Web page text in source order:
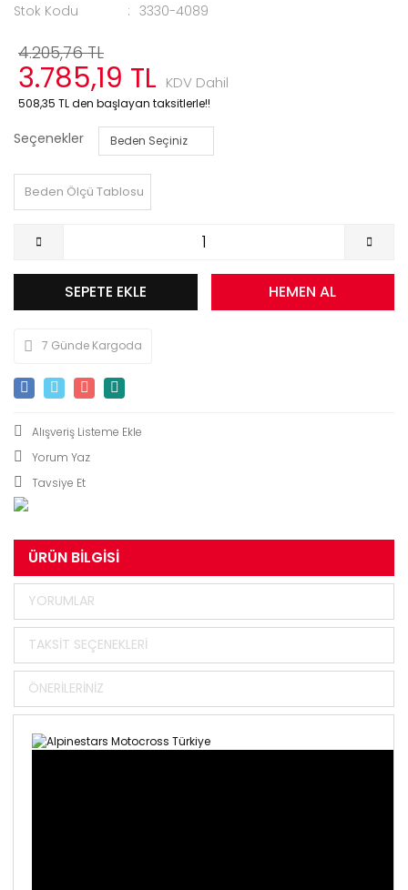
Stok Kodu
3330-4089
4.205,76 TL
3.785,19 TL KDV Dahil
508,35 TL den başlayan taksitlerle!!
Seçenekler
Beden Ölçü Tablosu
SEPETE EKLE HEMEN AL
7 Günde Kargoda
Yorum Yaz
Tavsiye Et
ÜRÜN BILGISI
YORUMLAR
TAKSIT SEÇENEKLERI
ÖNERILERINIZ